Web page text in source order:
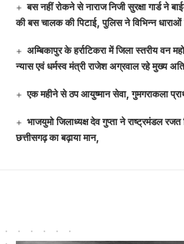
बस नहीं रोकने से नाराज निजी सुरक्षा गार्ड ने
की बस चालक की पिटाई, पुलिस ने विभिन्न धाराओं
अम्बिकापुर के हर्राटिकरा में जिला स्तरीय वन
न्यास एवं धर्मस्व मंत्री राजेश अग्रवाल रहे मुख्य
एक महीने से ठप आयुष्मान सेवा, गुमगराकला
भाजयुमो जिलाध्यक्ष देव गुप्ता ने राष्ट्रमंडल
छत्तीसगढ़ का बढ़ाया मान,